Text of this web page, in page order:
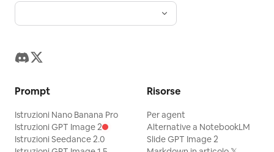
Prompt
Istruzioni Nano Banana Pro
Istruzioni GPT Image 2
Istruzioni Seedance 2.0
Risorse
Per agent
Alternative a NotebookLM
Slide GPT Image 2